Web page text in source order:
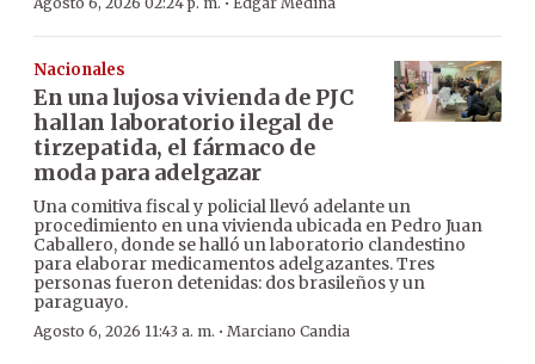
Nacionales
En una lujosa vivienda de PJC
hallan laboratorio ilegal de
tirzepatida, el fármaco de
moda para adelgazar
Una comitiva fiscal y policial llevó adelante un
procedimiento en una vivienda ubicada en Pedro Juan
Caballero, donde se halló un laboratorio clandestino
para elaborar medicamentos adelgazantes. Tres
personas fueron detenidas: dos brasileños y un
paraguayo.
Agosto 6, 2026 11:43 a. m. · Marciano Candia